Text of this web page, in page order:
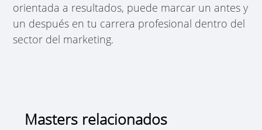
orientada a resultados, puede marcar un antes y
un después en tu carrera profesional dentro del
sector del marketing.
Masters relacionados